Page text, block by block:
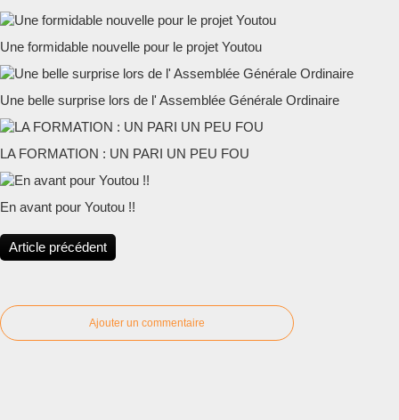
Une formidable nouvelle pour le projet Youtou
Une belle surprise lors de l' Assemblée Générale Ordinaire
LA FORMATION : UN PARI UN PEU FOU
En avant pour Youtou !!
Article précédent
Ajouter un commentaire